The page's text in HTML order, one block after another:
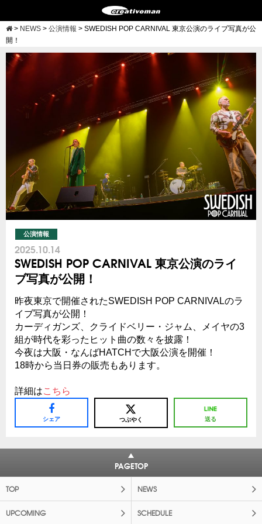
> NEWS > 公演情報 > SWEDISH POP CARNIVAL 東京公演のライブ写真が公
開！
公演情報
2025.10.14
SWEDISH POP CARNIVAL 東京公演のライ
ブ写真が公開！
昨夜東京で開催されたSWEDISH POP CARNIVALのラ
イブ写真が公開！
カーディガンズ、クライドベリー・ジャム、メイヤの3
組が時代を彩ったヒット曲の数々を披露！
今夜は大阪・なんばHATCHで大阪公演を開催！
18時から当日券の販売もあります。
詳細はこちら
シェア つぶやく 送る
PAGETOP
TOP NEWS
UPCOMING SCHEDULE